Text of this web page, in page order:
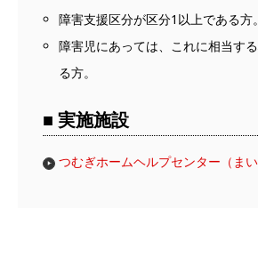
障害支援区分が区分1以上である方。
障害児にあっては、これに相当す
る方。
■ 実施施設
つむぎホームヘルプセンター（まい